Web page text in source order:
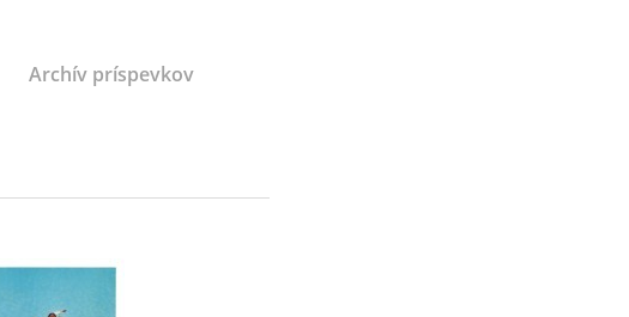
Archív príspevkov